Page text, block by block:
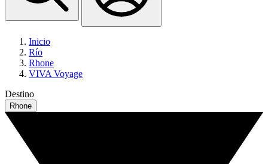
Inicio
Río
Rhone
VIVA Voyage
Destino
Rhone